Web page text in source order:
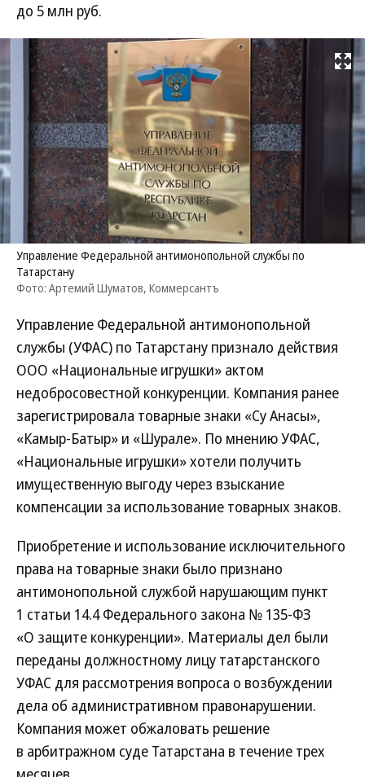
до 5 млн руб.
Развернуть
Управление Федеральной антимонопольной службы по
Татарстану
Фото: Артемий Шуматов, Коммерсантъ
Управление Федеральной антимонопольной
службы (УФАС) по Татарстану признало действия
ООО «Национальные игрушки» актом
недобросовестной конкуренции. Компания ранее
зарегистрировала товарные знаки «Су Анасы»,
«Камыр-Батыр» и «Шурале». По мнению УФАС,
«Национальные игрушки» хотели получить
имущественную выгоду через взыскание
компенсации за использование товарных знаков.
Приобретение и использование исключительного
права на товарные знаки было признано
антимонопольной службой нарушающим пункт
1 статьи 14.4 Федерального закона № 135-ФЗ
«О защите конкуренции». Материалы дел были
переданы должностному лицу татарстанского
УФАС для рассмотрения вопроса о возбуждении
дела об административном правонарушении.
Компания может обжаловать решение
в арбитражном суде Татарстана в течение трех